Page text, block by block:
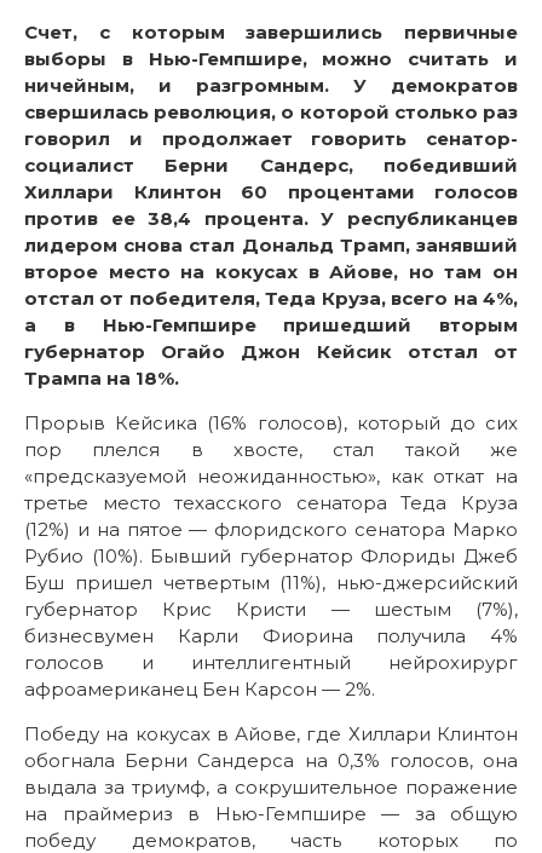
Счет, с которым завершились первичные
выборы в Нью-Гемпшире, можно считать и
ничейным, и разгромным. У демократов
свершилась революция, о которой столько раз
говорил и продолжает говорить сенатор-
социалист Берни Сандерс, победивший
Хиллари Клинтон 60 процентами голосов
против ее 38,4 процента. У республиканцев
лидером снова стал Дональд Трамп, занявший
второе место на кокусах в Айове, но там он
отстал от победителя, Теда Круза, всего на 4%,
а в Нью-Гемпшире пришедший вторым
губернатор Огайо Джон Кейсик отстал от
Трампа на 18%.
Прорыв Кейсика (16% голосов), который до сих
пор плелся в хвосте, стал такой же
«предсказуемой неожиданностью», как откат на
третье место техасского сенатора Теда Круза
(12%) и на пятое — флоридского сенатора Марко
Рубио (10%). Бывший губернатор Флориды Джеб
Буш пришел четвертым (11%), нью-джерсийский
губернатор Крис Кристи — шестым (7%),
бизнесвумен Карли Фиорина получила 4%
голосов и интеллигентный нейрохирург
афроамериканец Бен Карсон — 2%.
Победу на кокусах в Айове, где Хиллари Клинтон
обогнала Берни Сандерса на 0,3% голосов, она
выдала за триумф, а сокрушительное поражение
на праймериз в Нью-Гемпшире — за общую
победу демократов, часть которых по